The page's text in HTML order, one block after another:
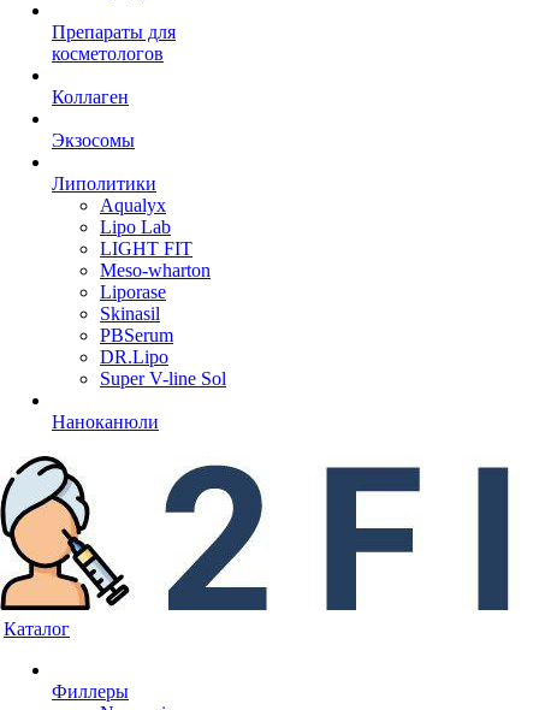
Препараты для
косметологов
Коллаген
Экзосомы
Липолитики
Aqualyx
Lipo Lab
LIGHT FIT
Meso-wharton
Liporase
Skinasil
PBSerum
DR.Lipo
Super V-line Sol
Наноканюли
Каталог
Филлеры